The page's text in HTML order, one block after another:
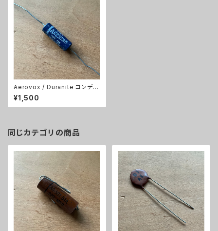
Aerovox / Duranite コンデン
サ 1個【0.01μF/400V/フィルム
コンデンサ/60年代ビンテージ】
¥1,500
同じカテゴリの商品